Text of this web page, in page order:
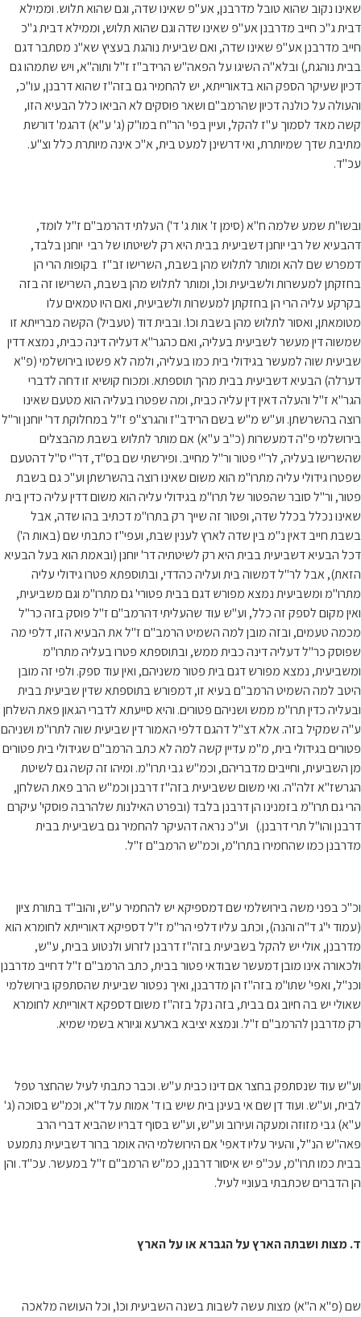
שאינו נקוב שהוא טובל מדרבנן, אע"פ שאינו שדה, וגם שהוא תלוש. וממילא
דבית ג"כ חייב מדרבנן אע"פ שאינו שדה וגם שהוא תלוש, וממילא דבית ג"כ
חייב מדרבנן אע"פ שאינו שדה, ואם שביעית נוהגת בעציץ שא"נ מסתבר דגם
בבית נוהגת,) ובלא"ה השיגו על הפאה"ש הרידב"ז ז"ל ותוה"א, ויש שתמהו גם
דכיון שעיקר הספק הוא בדאורייתא, יש להחמיר גם בזה"ז שהוא דרבנן, עו"כ,
והעולה על כולנה דכיון שהרמב"ם ושאר פוסקים לא הביאו כלל הבעיא הזו,
קשה מאד לסמוך ע"ז להקל, ועיין בפי' הר"ח במו"ק (ג' ע"א) דהגמ' דורשת
מתיבת שדך שמיותרת, ואי דרשינן למעט בית, א"כ אינה מיותרת כלל וצ"ע.
עכ"ד.
ובשו"ת שמע שלמה ח"א (סימן ז' אות ג' ד') העלתי דהרמב"ם ז"ל לומד,
דהבעיא של רבי יוחנן דשביעית בבית היא רק לשיטתו של רבי יוחנן בלבד,
דמפרש שם להא ומותר לתלוש מהן בשבת, השרישו זב"ז בקופות הרי הן
בחזקתן למעשרות ולשביעית וכו', ומותר לתלוש מהן בשבת, השרישו זה בזה
בקרקע עליה הרי הן בחזקתן למעשרות ולשביעית, ואם היו טמאים עלו
מטומאתן, ואסור לתלוש מהן בשבת וכו'. ובבית דוד (טעביל) הקשה מברייתא זו
שמשוה דין מעשר לשביעית בעליה, ואם כהגר"א דעליה דינה כבית, נמצא דדין
שביעית שוה למעשר בגידולי בית כמו בעליה, ולמה לא פשטו בירושלמי (פ"א
דערלה) הבעיא דשביעית בבית מהך תוספתא. ומכוח קושיא זו דחה לדברי
הגר"א ז"ל והעלה דאין דין עליה כבית, ומה שפטרו בעליה הוא מטעם שאינו
רוצה בהשרשתן. וע"ש מ"ש בשם הרידב"ז והגרצ"פ ז"ל במחלוקת דר' יוחנן ור"ל
בירושלמי פ"ה דמעשרות (כ"ב ע"א) אם מותר לתלוש בשבת מהבצלים
שהשרישו בעליה, לר"י פטור ור"ל מחייב. ופירשתי שם בס"ד, דר"י ס"ל דהטעם
שפטרו גידולי עליה מתרו"מ הוא משום שאינו רוצה בהשרשתן וע"כ גם בשבת
פטור, ור"ל סובר שהפטור של תרו"מ בגידולי עליה הוא משום דדין עליה כדין בית
שאינו נכלל בכלל שדה, ופטור זה שייך רק בתרו"מ דכתיב בהו שדה, אבל
בשבת חייב דאין נ"מ בין שדה לארץ לענין שבת, ועפי"ז כתבתי שם (באות ה')
דכל הבעיא דשביעית בבית היא רק לשיטתיה דר' יוחנן (ובאמת הוא בעל הבעיא
הזאת), אבל לר"ל דמשוה בית ועליה כהדדי, ובתוספתא פטרו גידולי עליה
מתרו"מ ומשביעית נמצא מפורש דגם בבית פטורי' גם מתרו"מ וגם משביעית,
ואין מקום לספק זה כלל, וע"ש עוד שהעליתי דהרמב"ם ז"ל פוסק בזה כר"ל
מכמה טעמים, ובזה מובן למה השמיט הרמב"ם ז"ל את הבעיא הזו, דלפי מה
שפוסק כר"ל דעליה דינה כבית ממש, ובתוספתא פטרו בעליה מתרו"מ
ומשביעית, נמצא מפורש דגם בית פטור משניהם, ואין עוד ספק. ולפי זה מובן
היטב למה השמיט הרמב"ם בעיא זו, דמפורש בתוספתא שדין שביעית בבית
ובעליה כדין תרו"מ ממש ושניהם פטורים. והיא סייעתא לדברי הגאון פאת השלחן
ע"ה שמקיל בזה. אלא דצ"ל דהגם דלפי האמור דין שביעית שוה לתרו"מ ושניהם
פטורים בגידולי בית, מ"מ עדיין קשה למה לא כתב הרמב"ם שגידולי בית פטורים
מן השביעית, וחייבים מדבריהם, וכמ"ש גבי תרו"מ. ומיהו זה קשה גם לשיטת
הגרשז"א זלה"ה. ואי משום ששביעית בזה"ז דרבנן וכמ"ש הרב פאת השלחן,
הרי גם תרו"מ בזמנינו הן דרבנן בלבד (ובפרט האילנות שלהרבה פוסקי' עיקרם
דרבנן והו"ל תרי דרבנן.) וע"כ נראה דהעיקר להחמיר גם בשביעית בבית
מדרבנן כמו שהחמירו בתרו"מ, וכמ"ש הרמב"ם ז"ל.
וכ"כ בפני משה בירושלמי שם דמספיקא יש להחמיר ע"ש, והוב"ד בתורת ציון
(עמוד י"ג ד"ה והנה), וכתב עליו דלפי הר"מ ז"ל דספיקא דאורייתא לחומרא הוא
מדרבנן, אולי יש להקל בשביעית בזה"ז דרבנן לזרוע ולנטוע בבית, ע"ש,
ולכאורה אינו מובן דמעשר שבודאי פטור בבית, כתב הרמב"ם ז"ל דחייב מדרבנן
וכנ"ל, ואפי' שתו"מ בזה"ז הן מדרבנן, ואיך נפטור שביעית שהסתפקו בירושלמי
שאולי יש בה חיוב גם בבית, בזה נקל בזה"ז משום דספקא דאורייתא לחומרא
רק מדרבנן להרמב"ם ז"ל. ונמצא יציבא בארעא וגיורא בשמי שמיא.
וע"ש עוד שנסתפק בחצר אם דינו כבית ע"ש. וכבר כתבתי לעיל שהחצר טפל
לבית, וע"ש. ועוד דן שם אי בעינן בית שיש בו ד' אמות על ד"א, וכמ"ש בסוכה (ג'
ע"א) גבי מזוזה ומעקה ועירוב וע"ש, וע"ש בסוף דבריו שהביא דברי הרב
פאה"ש הנ"ל, והעיר עליו דאפי' אם הירושלמי היה אומר ברור דשביעית נתמעט
בבית כמו תרו"מ, עכ"פ יש איסור דרבנן, כמ"ש הרמב"ם ז"ל במעשר. עכ"ד. והן
הן הדברים שכתבתי בעוניי לעיל.
ד. מצות ושבתה הארץ על הגברא או על הארץ
שם (פ"א ה"א) מצות עשה לשבות בשנה השביעית וכו', וכל העושה מלאכה